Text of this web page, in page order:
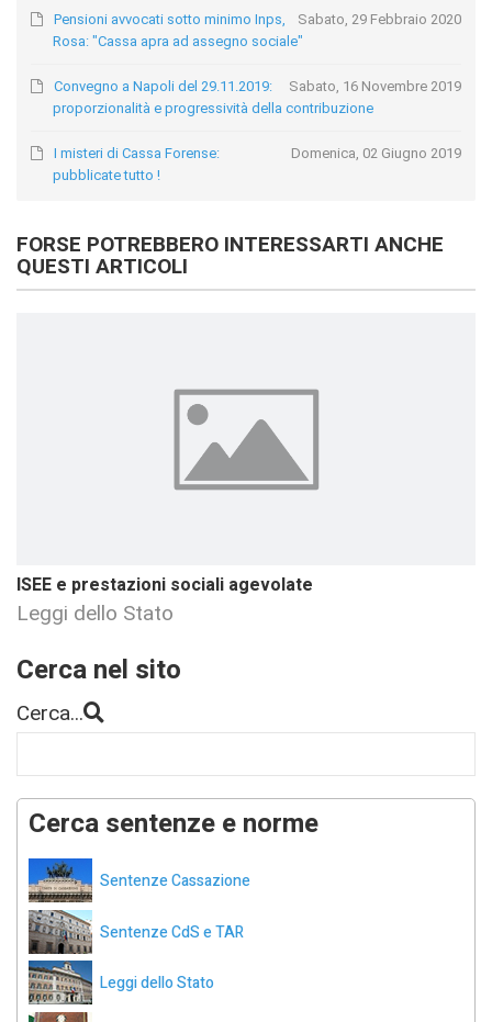
Sabato, 29 Febbraio 2020
Pensioni avvocati sotto minimo Inps,
Rosa: "Cassa apra ad assegno sociale"
Sabato, 16 Novembre 2019
Convegno a Napoli del 29.11.2019:
proporzionalità e progressività della contribuzione
Domenica, 02 Giugno 2019
I misteri di Cassa Forense:
pubblicate tutto !
FORSE POTREBBERO INTERESSARTI ANCHE
QUESTI ARTICOLI
ISEE e prestazioni sociali agevolate
Leggi dello Stato
Cerca nel sito
Cerca...
Cerca sentenze e norme
Sentenze Cassazione
Sentenze CdS e TAR
Leggi dello Stato